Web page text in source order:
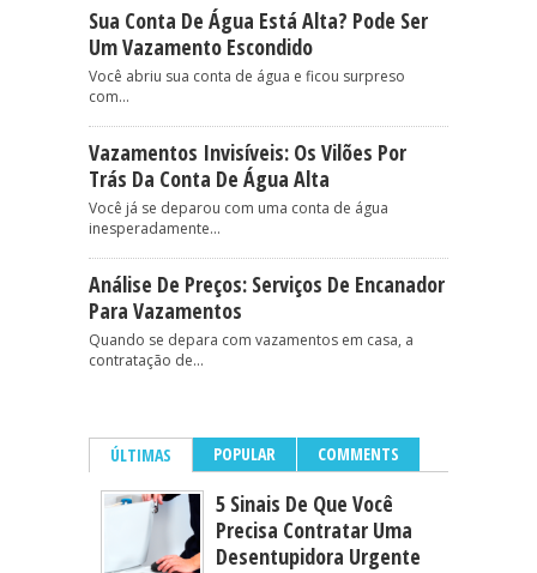
Sua Conta De Água Está Alta? Pode Ser
Um Vazamento Escondido
Você abriu sua conta de água e ficou surpreso
com...
Vazamentos Invisíveis: Os Vilões Por
Trás Da Conta De Água Alta
Você já se deparou com uma conta de água
inesperadamente...
Análise De Preços: Serviços De Encanador
Para Vazamentos
Quando se depara com vazamentos em casa, a
contratação de...
ÚLTIMAS POPULAR COMMENTS
5 Sinais De Que Você
Precisa Contratar Uma
Desentupidora Urgente